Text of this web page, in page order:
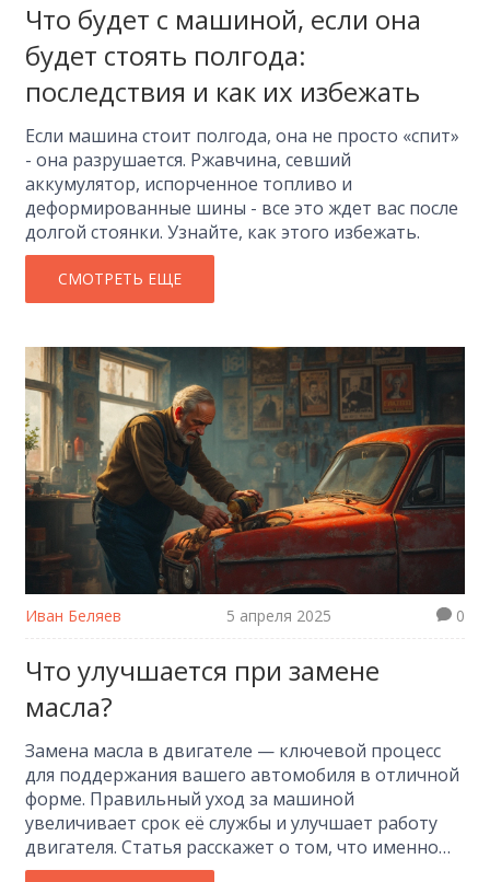
Что будет с машиной, если она
будет стоять полгода:
последствия и как их избежать
Если машина стоит полгода, она не просто «спит»
- она разрушается. Ржавчина, севший
аккумулятор, испорченное топливо и
деформированные шины - все это ждет вас после
долгой стоянки. Узнайте, как этого избежать.
СМОТРЕТЬ ЕЩЕ
Иван Беляев 5 апреля 2025 0
Что улучшается при замене
масла?
Замена масла в двигателе — ключевой процесс
для поддержания вашего автомобиля в отличной
форме. Правильный уход за машиной
увеличивает срок её службы и улучшает работу
двигателя. Статья расскажет о том, что именно
улучшается после замены масла и почему это так